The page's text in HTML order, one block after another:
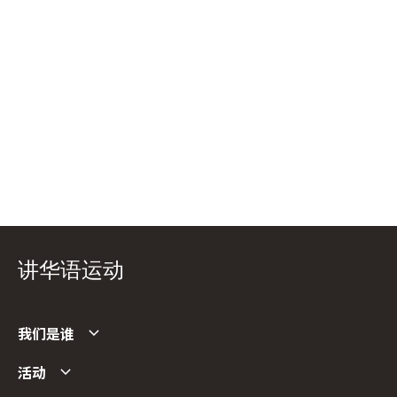
讲华语运动
我们是谁
活动